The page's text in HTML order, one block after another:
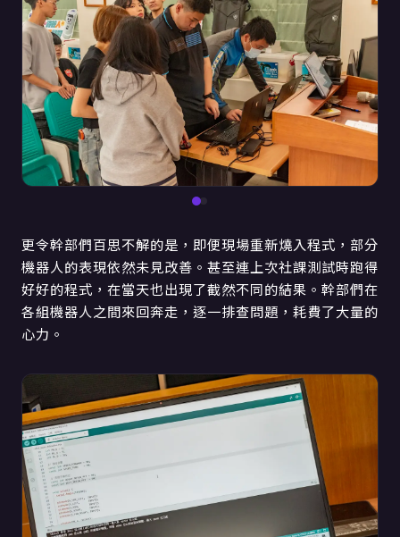
更令幹部們百思不解的是，即便現場重新燒入程式，部分
機器人的表現依然未見改善。甚至連上次社課測試時跑得
好好的程式，在當天也出現了截然不同的結果。幹部們在
各組機器人之間來回奔走，逐一排查問題，耗費了大量的
心力。